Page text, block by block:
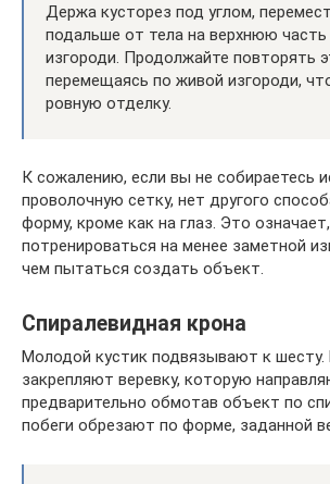
Держа кусторез под углом,
подальше от тела на верхнюю
изгороди. Продолжайте повторять
перемещаясь по живой изгороди,
ровную отделку.
К сожалению, если вы не собираетесь
проволочную сетку, нет другого
форму, кроме как на глаз. Это
потренироваться на менее заметной
чем пытаться создать объект.
Спиралевидная крона
Молодой кустик подвязывают к шесту.
закрепляют веревку, которую
предварительно обмотав объект по
побеги обрезают по форме, заданной